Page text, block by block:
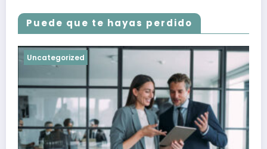
Puede que te hayas perdido
Uncategorized